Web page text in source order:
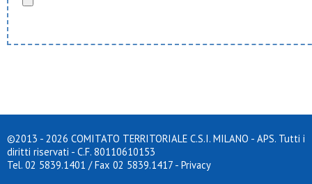
©2013 - 2026 COMITATO TERRITORIALE C.S.I. MILANO - APS. Tutti i
diritti riservati - C.F. 80110610153
Tel. 02 5839.1401 / Fax 02 5839.1417 - Privacy